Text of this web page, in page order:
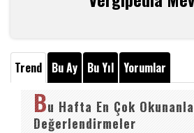
Trend Bu Ay Bu Yıl Yorumlar
Bu Hafta En Çok
Değerlendirmeler